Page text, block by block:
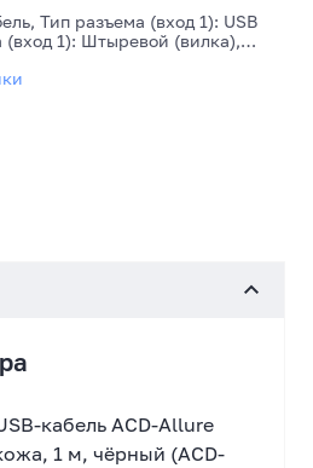
Тип разъема (вход 1): USB
(вход 1): Штыревой (вилка),
(выход 1): Штыревой (вилка),
1): 1, Пропускная
кабель ACD-Allure
1 м, чёрный (ACD-